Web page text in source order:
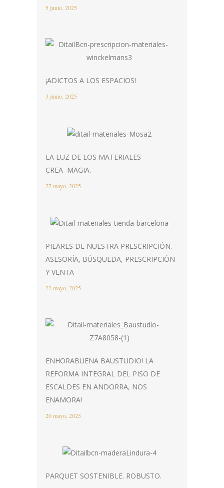
5 junio, 2025
¡ADICTOS A LOS ESPACIOS!
3 junio, 2025
LA LUZ DE LOS MATERIALES
CREA MAGIA.
27 mayo, 2025
PILARES DE NUESTRA PRESCRIPCIÓN.
ASESORÍA, BÚSQUEDA, PRESCRIPCIÓN
Y VENTA
22 mayo, 2025
ENHORABUENA BAUSTUDIO! LA
REFORMA INTEGRAL DEL PISO DE
ESCALDES EN ANDORRA, NOS
ENAMORA!
20 mayo, 2025
PARQUET SOSTENIBLE. ROBUSTO.